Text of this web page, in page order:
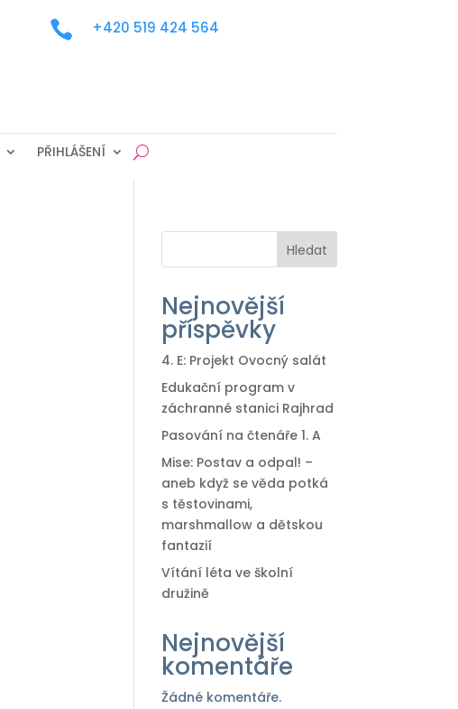
 +420 519 424 564
PŘIHLÁŠENÍ
Hledat
Nejnovější
příspěvky
4. E: Projekt Ovocný salát
Edukační program v
záchranné stanici Rajhrad
Pasování na čtenáře 1. A
Mise: Postav a odpal! –
aneb když se věda potká
s těstovinami,
marshmallow a dětskou
fantazií
Vítání léta ve školní
družině
Nejnovější
komentáře
Žádné komentáře.